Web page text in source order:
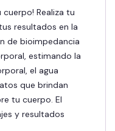
resultados en la
de bioimpedancia
estimando la
el agua
que brindan
tu cuerpo. El
y resultados